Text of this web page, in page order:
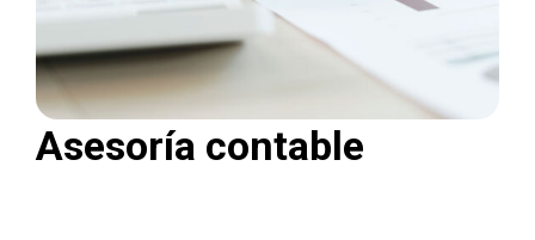
Asesoría contable